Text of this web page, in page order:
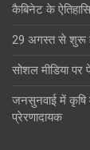
कैबिनेट के
29 अगस्त से शुरू
सोशल मीडिया पर
जनसुनवाई में कृषि
प्रेरणादायक